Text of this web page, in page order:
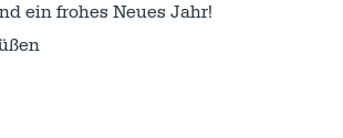
ein frohes Neues Jahr!